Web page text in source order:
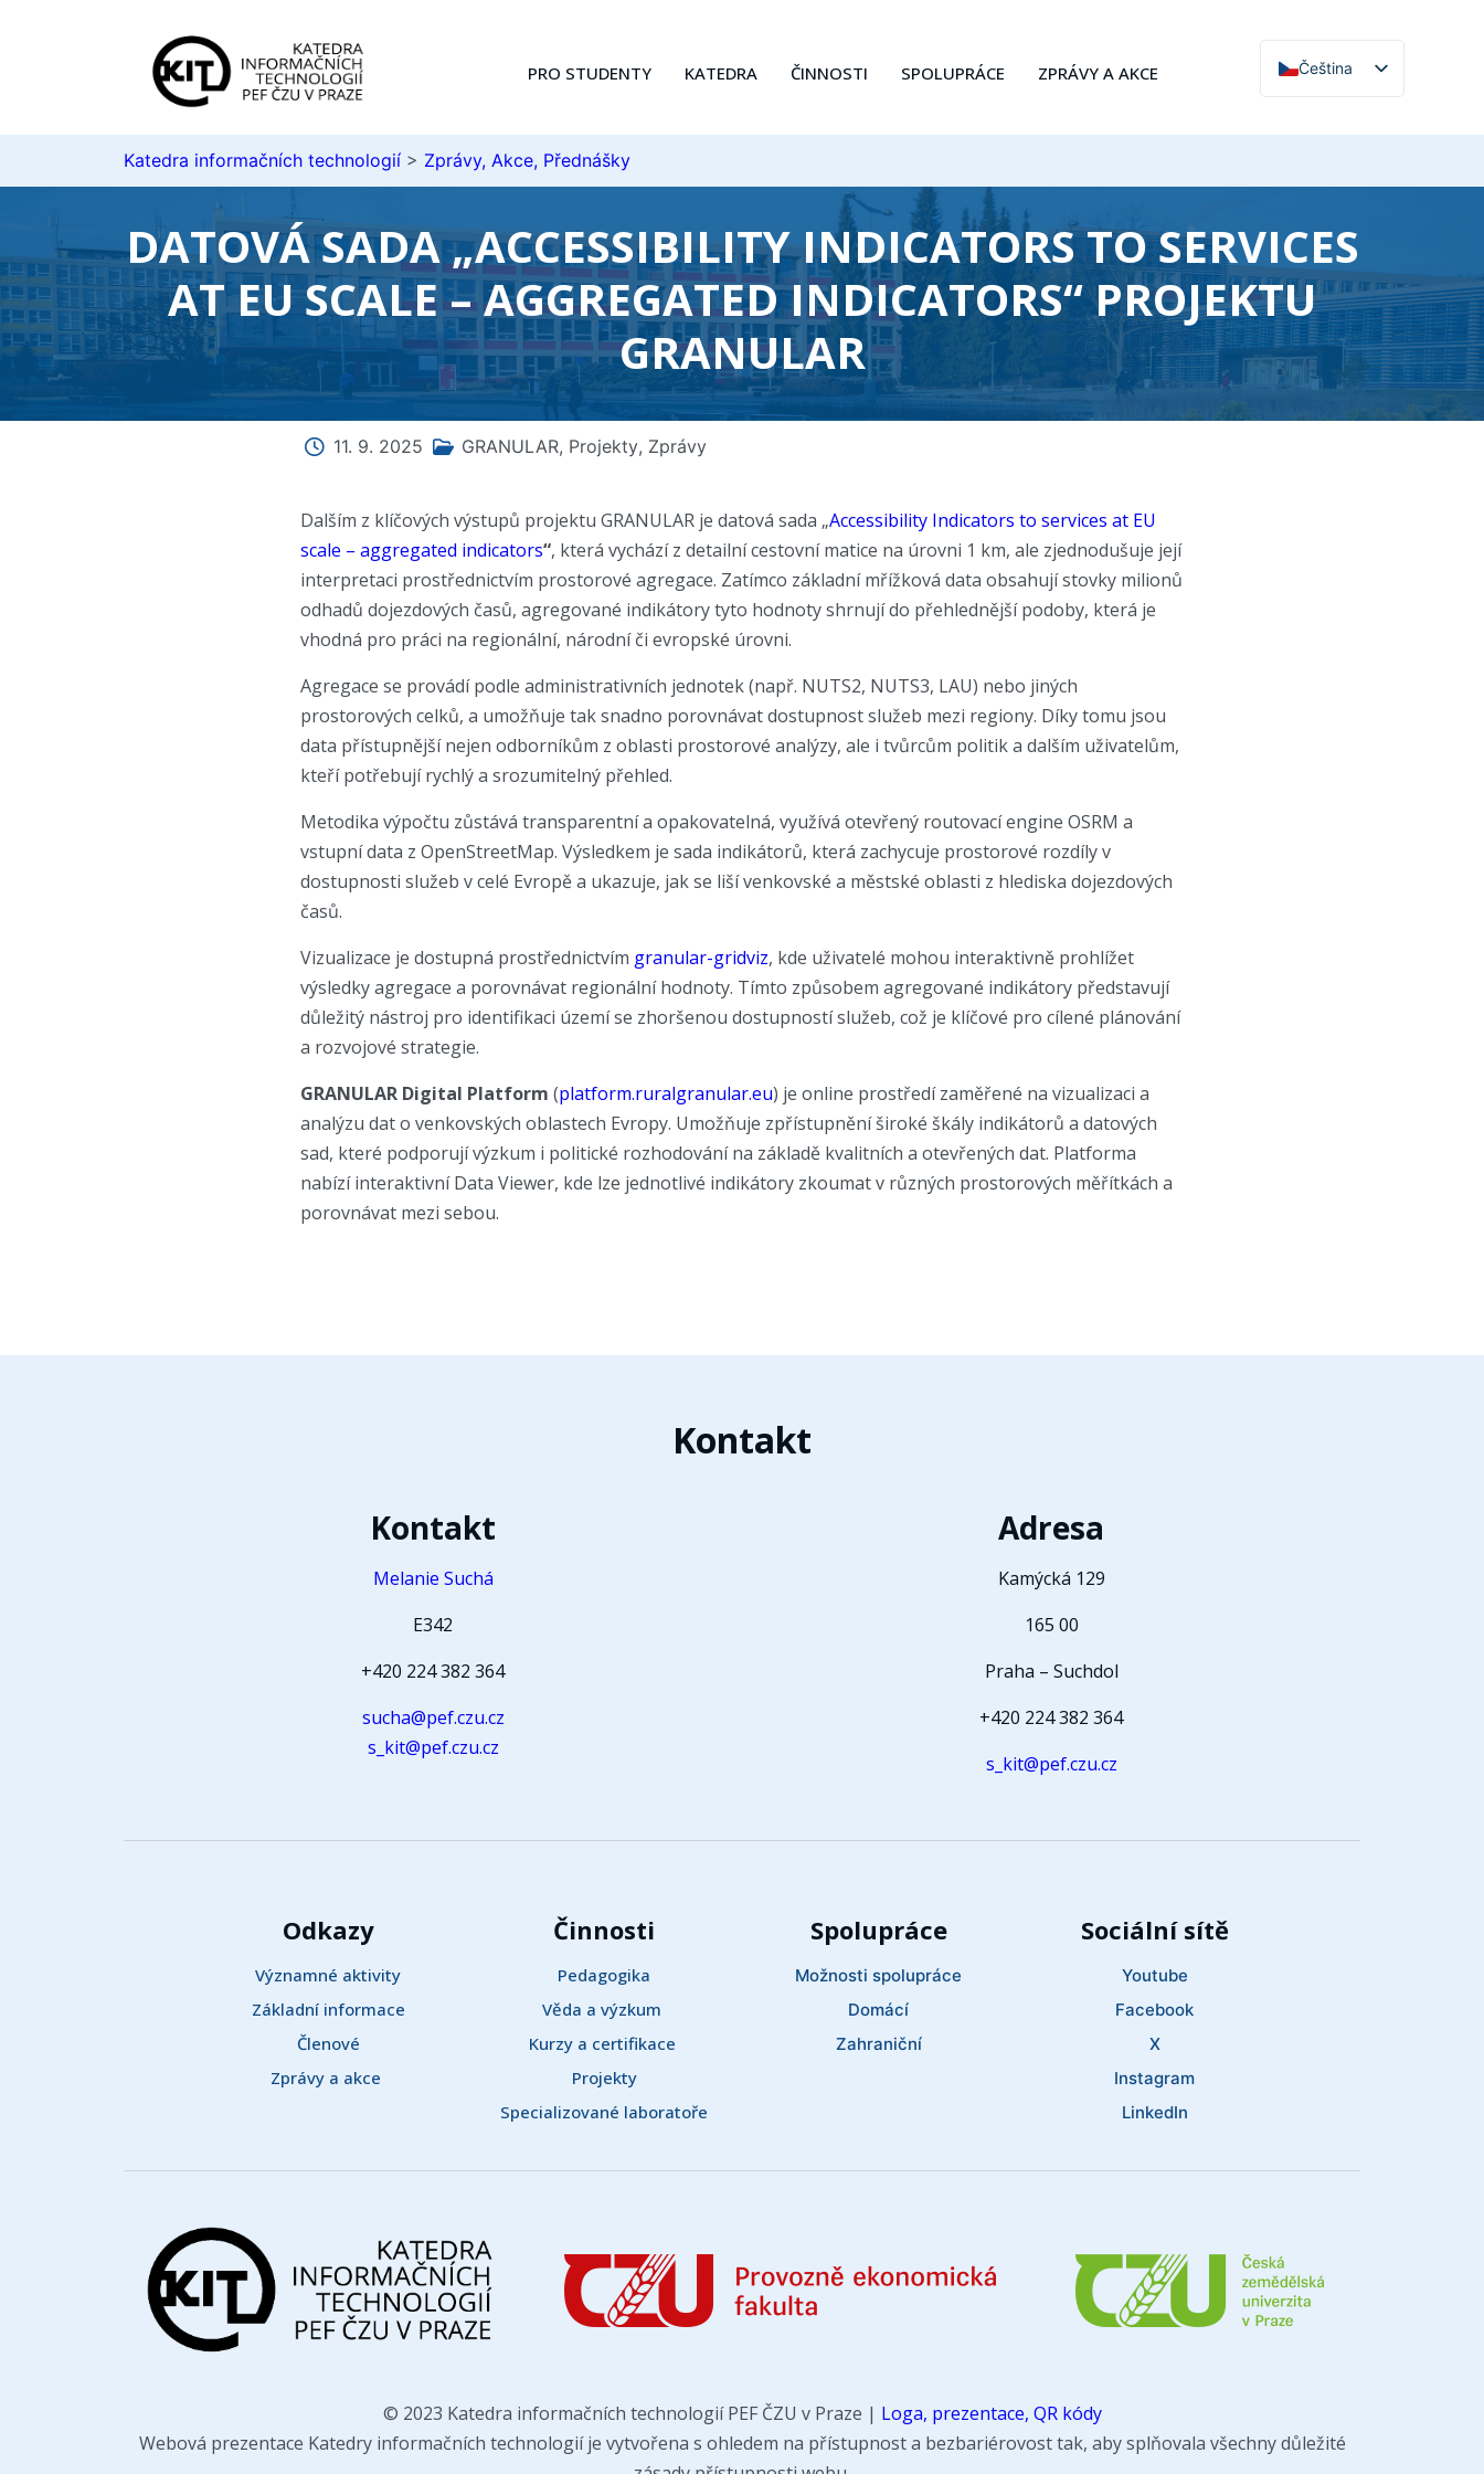
PRO STUDENTY KATEDRA ČINNOSTI SPOLUPRÁCE ZPRÁVY A AKCE
Čeština
English
Katedra informačních technologií > Zprávy, Akce, Přednášky
DATOVÁ SADA „ACCESSIBILITY INDICATORS TO SERVICES
AT EU SCALE – AGGREGATED INDICATORS“ PROJEKTU
GRANULAR
11. 9. 2025 GRANULAR, Projekty, Zprávy
Dalším z klíčových výstupů projektu GRANULAR je datová sada „Accessibility Indicators to services at EU
scale – aggregated indicators“, která vychází z detailní cestovní matice na úrovni 1 km, ale zjednodušuje její
interpretaci prostřednictvím prostorové agregace. Zatímco základní mřížková data obsahují stovky milionů
odhadů dojezdových časů, agregované indikátory tyto hodnoty shrnují do přehlednější podoby, která je
vhodná pro práci na regionální, národní či evropské úrovni.
Agregace se provádí podle administrativních jednotek (např. NUTS2, NUTS3, LAU) nebo jiných
prostorových celků, a umožňuje tak snadno porovnávat dostupnost služeb mezi regiony. Díky tomu jsou
data přístupnější nejen odborníkům z oblasti prostorové analýzy, ale i tvůrcům politik a dalším uživatelům,
kteří potřebují rychlý a srozumitelný přehled.
Metodika výpočtu zůstává transparentní a opakovatelná, využívá otevřený routovací engine OSRM a
vstupní data z OpenStreetMap. Výsledkem je sada indikátorů, která zachycuje prostorové rozdíly v
dostupnosti služeb v celé Evropě a ukazuje, jak se liší venkovské a městské oblasti z hlediska dojezdových
časů.
Vizualizace je dostupná prostřednictvím granular-gridviz, kde uživatelé mohou interaktivně prohlížet
výsledky agregace a porovnávat regionální hodnoty. Tímto způsobem agregované indikátory představují
důležitý nástroj pro identifikaci území se zhoršenou dostupností služeb, což je klíčové pro cílené plánování
a rozvojové strategie.
GRANULAR Digital Platform (platform.ruralgranular.eu) je online prostředí zaměřené na vizualizaci a
analýzu dat o venkovských oblastech Evropy. Umožňuje zpřístupnění široké škály indikátorů a datových
sad, které podporují výzkum i politické rozhodování na základě kvalitních a otevřených dat. Platforma
nabízí interaktivní Data Viewer, kde lze jednotlivé indikátory zkoumat v různých prostorových měřítkách a
porovnávat mezi sebou.
Kontakt
Kontakt
Melanie Suchá
E342
+420 224 382 364
sucha@pef.czu.cz
s_kit@pef.czu.cz
Adresa
Kamýcká 129
165 00
Praha – Suchdol
+420 224 382 364
s_kit@pef.czu.cz
Odkazy
Významné aktivity
Základní informace
Členové
Zprávy a akce
Činnosti
Pedagogika
Věda a výzkum
Kurzy a certifikace
Projekty
Specializované laboratoře
Spolupráce
Možnosti spolupráce
Domácí
Zahraniční
Sociální sítě
Youtube
Facebook
X
Instagram
LinkedIn
© 2023 Katedra informačních technologií PEF ČZU v Praze | Loga, prezentace, QR kódy
Webová prezentace Katedry informačních technologií je vytvořena s ohledem na přístupnost a bezbariérovost tak, aby splňovala všechny důležité